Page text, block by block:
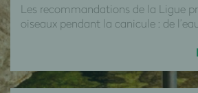
Les recommandations de la Ligue
oiseaux pendant la canicule : de